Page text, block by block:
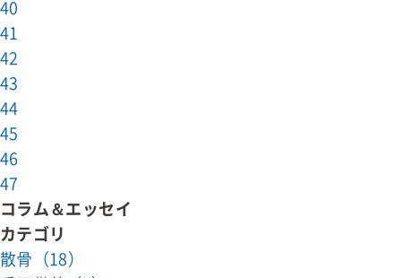
40
41
42
43
44
45
46
47
コラム＆エッセイ
カテゴリ
散骨（18）